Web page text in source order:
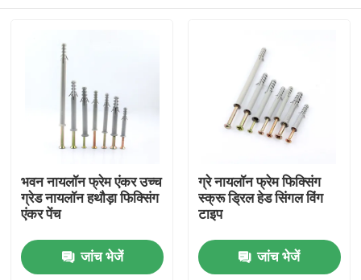
भवन नायलॉन फ्रेम एंकर उच्च
ग्रेड नायलॉन हथौड़ा फिक्सिंग
एंकर पेंच
जांच भेजें
ग्रे नायलॉन फ्रेम फिक्सिंग
स्क्रू ड्रिल हेड सिंगल विंग
टाइप
जांच भेजें